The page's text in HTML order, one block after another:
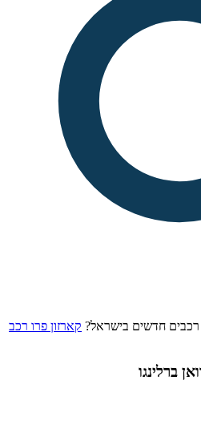
חדשים בישראל? קארזון פרו רכב
ברלינגו